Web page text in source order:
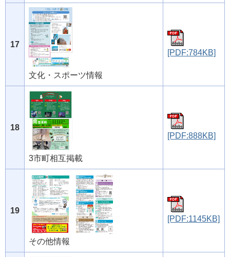
17
文化・スポーツ情報
[PDF:784KB]
18
3市町相互掲載
[PDF:888KB]
19
その他情報
[PDF:1145KB]